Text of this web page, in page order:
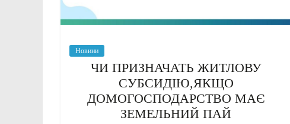
Новини
ЧИ ПРИЗНАЧАТЬ ЖИТЛОВУ
СУБСИДІЮ,ЯКЩО
ДОМОГОСПОДАРСТВО МАЄ
ЗЕМЕЛЬНИЙ ПАЙ